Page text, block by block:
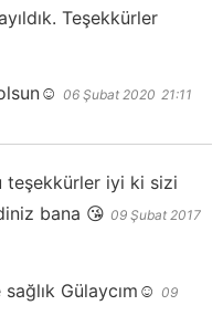
Teşekkürler
06 Şubat 2020 21:11
teşekkürler iyi ki sizi
bana 😘 09 Şubat 2017
sağlık Gülaycım☺️ 09